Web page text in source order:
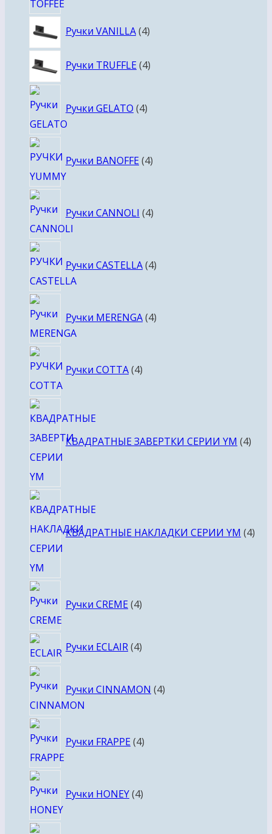
Ручки VANILLA 44
Ручки TRUFFLE 44
Ручки GELATO 4товара
Ручки BANOFFE 4товара
Ручки CANNOLI 4товара
Ручки CASTELLA 4товара
Ручки MERENGA 4товара
Ручки COTTA 4товара
КВАДРАТНЫЕ ЗАВЕРТКИ СЕРИИ YM 4
КВАДРАТНЫЕ НАКЛАДКИ СЕРИИ YM 4
Ручки CREME 4товара
Ручки ECLAIR 44
Ручки CINNAMON 4товара
Ручки FRAPPE 4товара
Ручки HONEY 4товара